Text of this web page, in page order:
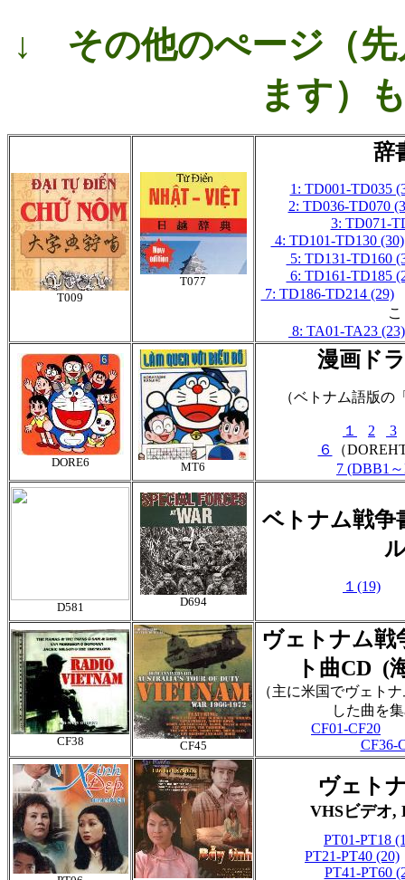
↓
その他のぺージ（
ます）
T009
T077
辞
1: TD001-TD035
2: TD036-TD070
3: TD071-
4: TD101-TD130 (30)
5: TD131-TD160
6: TD161-TD185
7: TD186-TD214 (29)
こ
8: TA01-TA23 (23)
DORE6 MT6
漫画ド
（ベトナム語版の
１ 2
3
６
（
7 (DBB1
D581 D694
ベトナム戦争
１(19)
CF38 CF45
ヴェトナム戦
ト曲CD (
（主に米国でヴェト
した曲を
CF01-CF20
CF36-
ヴェト
VHSビデオ,
PT01-PT18
PT21-PT40 (20)
PT41-PT60